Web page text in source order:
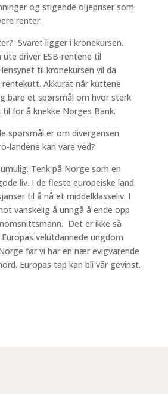
og stigende oljepriser som
renter.
Svaret ligger i kronekursen.
ute driver ESB-rentene til
til kronekursen vil da
Akkurat når kuttene
bare et spørsmål om hvor sterk
for å knekke Norges Bank.
spørsmål er om divergensen
landene kan vare ved?
Tenk på Norge som en
liv. I de fleste europeiske land
til å nå et middelklasseliv. I
vanskelig å unngå å ende opp
Det er ikke så
velutdannede ungdom
før vi har en nær evigvarende
Europas tap kan bli vår gevinst.